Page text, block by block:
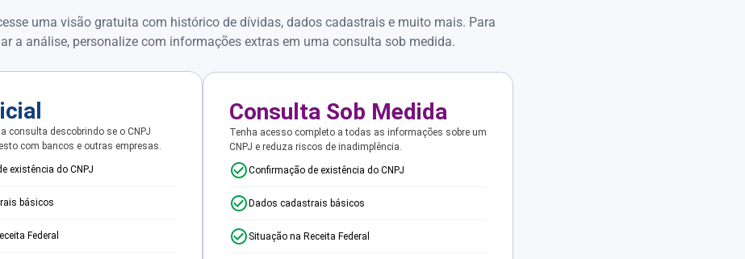
uma visão gratuita com histórico de dívidas, dados cadastrais e muito mais. Para
a análise, personalize com informações extras em uma consulta sob medida.
consulta descobrindo se o CNPJ
com bancos e outras empresas.
existência do CNPJ
básicos
Federal
Consulta Sob Medida
Tenha acesso completo a todas as informações sobre um
CNPJ e reduza riscos de inadimplência.
Confirmação de existência do CNPJ
Dados cadastrais básicos
Situação na Receita Federal